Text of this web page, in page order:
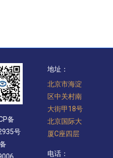
备
号
地址：
北京市海淀
区中关村南
大街甲18号
北京国际大
厦C座四层
电话：